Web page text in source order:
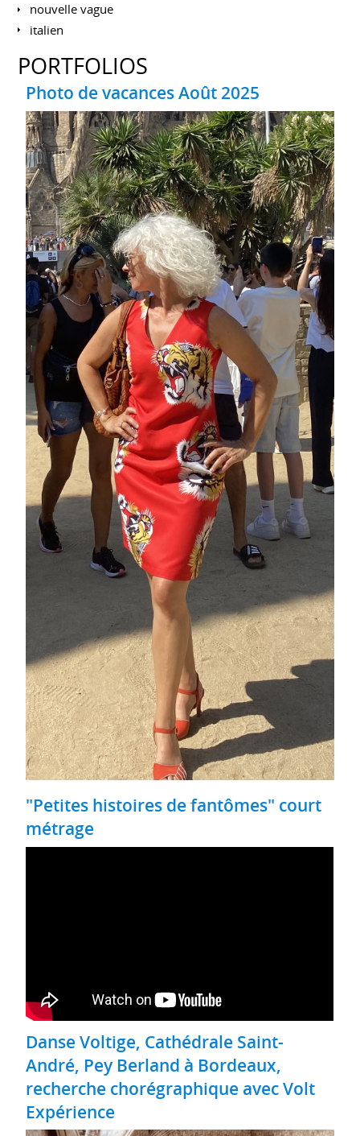
nouvelle vague
italien
PORTFOLIOS
Photo de vacances Août 2025
"Petites histoires de fantômes" court
métrage
Danse Voltige, Cathédrale Saint-
André, Pey Berland à Bordeaux,
recherche chorégraphique avec Volt
Expérience